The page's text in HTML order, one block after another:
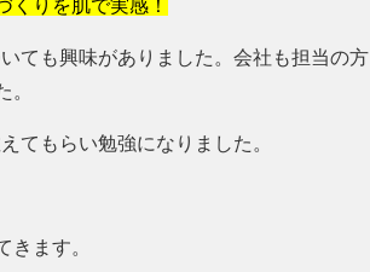
くりを肌で実感！
ても興味がありました。会社も担当の方
。
てもらい勉強になりました。
きます。